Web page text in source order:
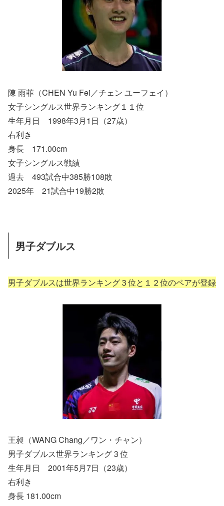
陳 雨菲（CHEN Yu Fei／チェン ユーフェイ）
女子シングルス世界ランキング１１位
生年月日 1998年3月1日（27歳）
右利き
身長 171.00cm
女子シングルス戦績
過去 493試合中385勝108敗
2025年 21試合中19勝2敗
男子ダブルス
男子ダブルスは世界ランキング３位と１２位のペアが登録
王昶（WANG Chang／ワン・チャン）
男子ダブルス世界ランキング３位
生年月日 2001年5月7日（23歳）
右利き
身長 181.00cm